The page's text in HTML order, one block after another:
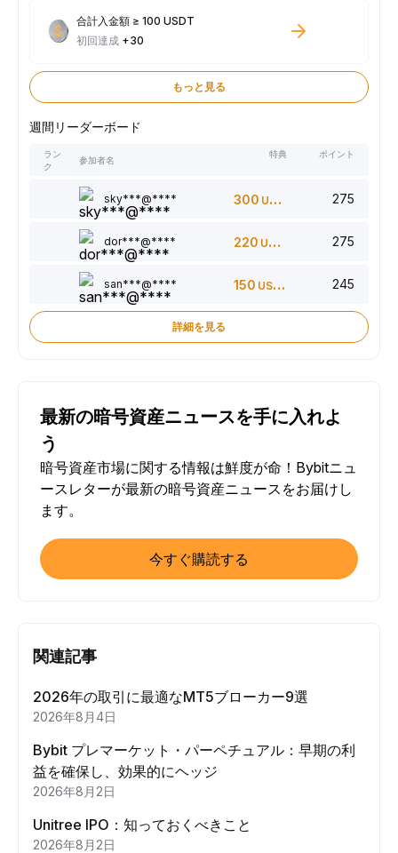
合計入金額 ≥ 100 USDT
初回達成 +30
もっと見る
週間リーダーボード
ラン
ク
参加者名
特典 ポイント
sky***@**** 300 USDT 275
dor***@**** 220 USDT 275
san***@**** 150 USDT 245
詳細を見る
最新の暗号資産ニュースを手に入れよ
う
暗号資産市場に関する情報は鮮度が命！Bybitニュ
ースレターが最新の暗号資産ニュースをお届けし
ます。
今すぐ購読する
関連記事
2026年の取引に最適なMT5ブローカー9選
2026年8月4日
Bybit プレマーケット・パーペチュアル：早期の利
益を確保し、効果的にヘッジ
2026年8月2日
Unitree IPO：知っておくべきこと
2026年8月2日